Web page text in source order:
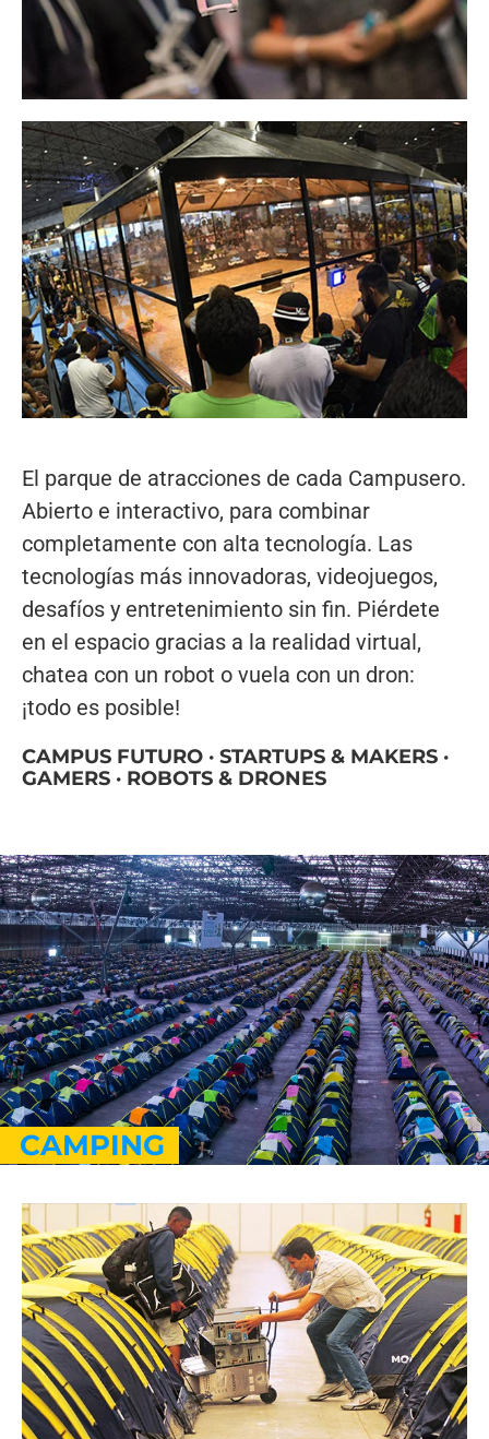
El parque de atracciones de cada Campusero.
Abierto e interactivo, para combinar
completamente con alta tecnología. Las
tecnologías más innovadoras, videojuegos,
desafíos y entretenimiento sin fin. Piérdete
en el espacio gracias a la realidad virtual,
chatea con un robot o vuela con un dron:
¡todo es posible!
CAMPUS FUTURO · STARTUPS & MAKERS ·
GAMERS · ROBOTS & DRONES
CAMPING